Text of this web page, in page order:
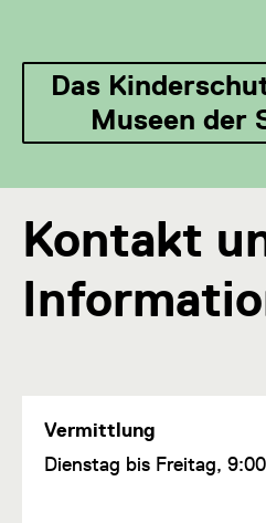
Das
Museen der
Kontakt
Vermittlung
F
Dienstag bis Freitag,